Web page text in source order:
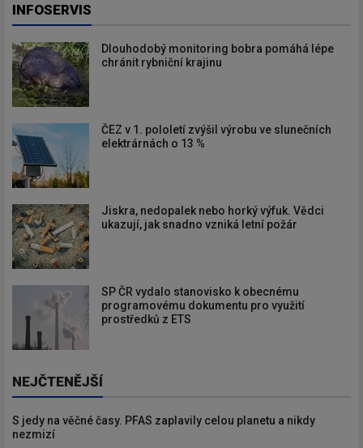
INFOSERVIS
Dlouhodobý monitoring bobra pomáhá lépe
chránit rybniční krajinu
ČEZ v 1. pololetí zvýšil výrobu ve slunečních
elektrárnách o 13 %
Jiskra, nedopalek nebo horký výfuk. Vědci
ukazují, jak snadno vzniká letní požár
SP ČR vydalo stanovisko k obecnému
programovému dokumentu pro využití
prostředků z ETS
NEJČTENĚJŠÍ
S jedy na věčné časy. PFAS zaplavily celou planetu a nikdy
nezmizí